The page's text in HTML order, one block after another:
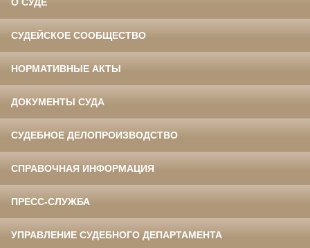
СУДЕЙСКОЕ СООБЩЕСТВО
НОРМАТИВНЫЕ АКТЫ
ДОКУМЕНТЫ СУДА
СУДЕБНОЕ ДЕЛОПРОИЗВОДСТВО
СПРАВОЧНАЯ ИНФОРМАЦИЯ
ПРЕСС-СЛУЖБА
УПРАВЛЕНИЕ СУДЕБНОГО ДЕПАРТАМЕНТА